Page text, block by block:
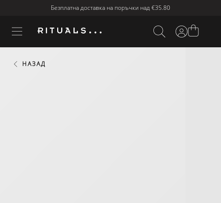
Безплатна доставка на поръчки над€35.80
НАЗАД